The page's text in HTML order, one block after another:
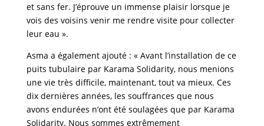
et sans fer. J’éprouve un immense plaisir lorsque je
vois des voisins venir me rendre visite pour collecter
leur eau ».
Asma a également ajouté : « Avant l’installation de ce
puits tubulaire par Karama Solidarity, nous menions
une vie très difficile, maintenant, tout va mieux. Ces
dix dernières années, les souffrances que nous
avons endurées n’ont été soulagées que par Karama
Solidarity. Nous sommes extrêmement